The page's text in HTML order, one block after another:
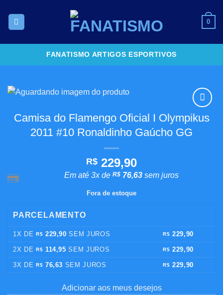
content
0
FANATISMO ARTIGOS ESPORTIVOS
Adicionar
meus
Camisa do Flamengo Oficial I Olympikus
2011 #10 Ronaldinho Gaúcho GG
R$ 229,90
Em até 3x de R$ 76,63 sem juros
Fora de estoque
PARCELAMENTO
1X DE R$ 229,90 SEM JUROS R$ 229,90
2X DE R$ 114,95 SEM JUROS R$ 229,90
3X DE R$ 76,63 SEM JUROS R$ 229,90
Adicionar aos meus desejos